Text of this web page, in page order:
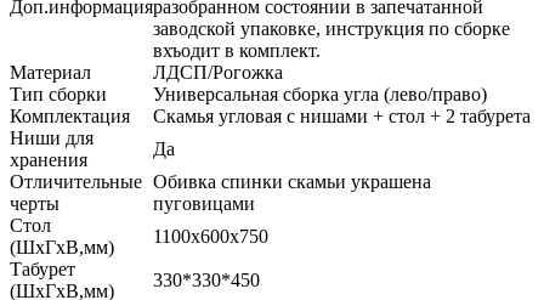
Доп.информацияразобранном состоянии в запечатанной
заводской упаковке, инструкция по сборке
вхъодит в комплект.
Материал
ЛДСП/Рогожка
Тип сборки
Универсальная сборка угла (лево/право)
Комплектация
Скамья угловая с нишами + стол + 2 табурета
Ниши для
хранения
Да
Отличительные
черты
Обивка спинки скамьи украшена
пуговицами
Стол
(ШхГхВ,мм)
1100х600х750
Табурет
(ШхГхВ,мм)
330*330*450